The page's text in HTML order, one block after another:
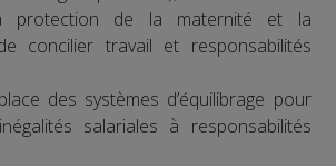
protection de la maternité et la
concilier travail et responsabilités
des systèmes d’équilibrage pour
salariales à responsabilités